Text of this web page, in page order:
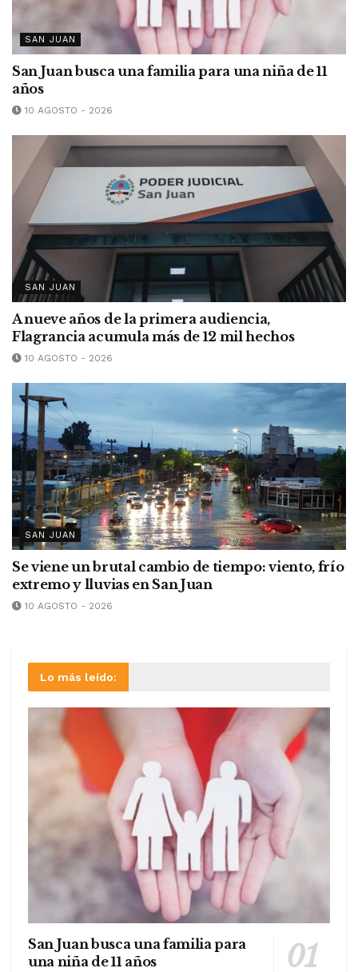
SAN JUAN
San Juan busca una familia para una niña de 11
años
10 AGOSTO - 2026
SAN JUAN
A nueve años de la primera audiencia,
Flagrancia acumula más de 12 mil hechos
10 AGOSTO - 2026
SAN JUAN
Se viene un brutal cambio de tiempo: viento, frío
extremo y lluvias en San Juan
10 AGOSTO - 2026
Lo más leído:
San Juan busca una familia para
una niña de 11 años